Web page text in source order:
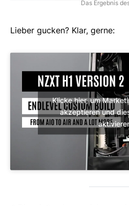
Das Ergebnis
Lieber gucken? Klar, gerne:
Klicke hier, um
akzeptieren und